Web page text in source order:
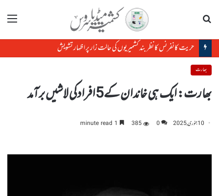
مینو
حریت کانفرنس کا نظر بند کشمیریوں کی حالت زار پر اظہار تشویش
بھارت
بھارت: ایک ہی خاندان کے5افرادکی لاشیں برآمد
10 جنوری, 2025 0
385